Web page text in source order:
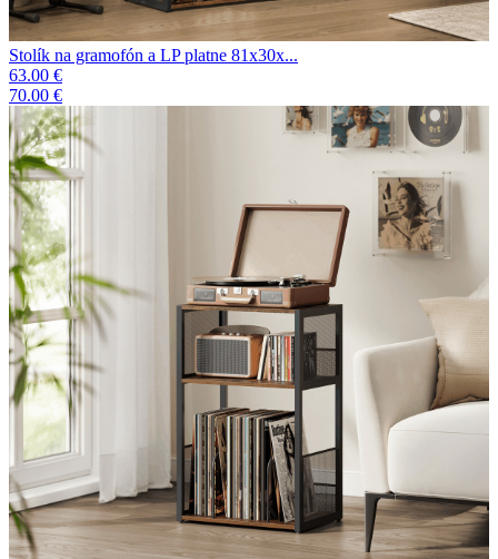
Stolík na gramofón a LP platne 81x30x...
63.00 €
70.00 €